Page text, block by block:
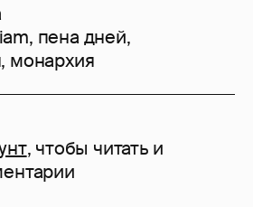
, пена дней,
, монархия
, чтобы читать и